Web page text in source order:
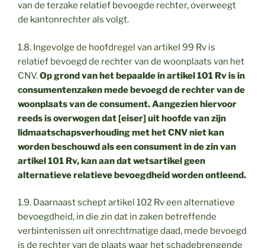
van de terzake relatief bevoegde rechter, overweegt
de kantonrechter als volgt.
1.8. Ingevolge de hoofdregel van artikel 99 Rv is
relatief bevoegd de rechter van de woonplaats van het
CNV.Op grond van het bepaalde in artikel 101 Rv is in
consumentenzaken mede bevoegd de rechter van de
woonplaats van de consument. Aangezien hiervoor
reeds is overwogen dat [eiser] uit hoofde van zijn
lidmaatschapsverhouding met het CNV niet kan
worden beschouwd als een consument in de zin van
artikel 101 Rv, kan aan dat wetsartikel geen
alternatieve relatieve bevoegdheid worden ontleend.
1.9. Daarnaast schept artikel 102 Rv een alternatieve
bevoegdheid, in die zin dat in zaken betreffende
verbintenissen uit onrechtmatige daad, mede bevoegd
is de rechter van de plaats waar het schadebrengende